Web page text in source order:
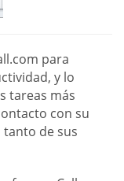
para
y lo
tareas más
con su
tanto de sus